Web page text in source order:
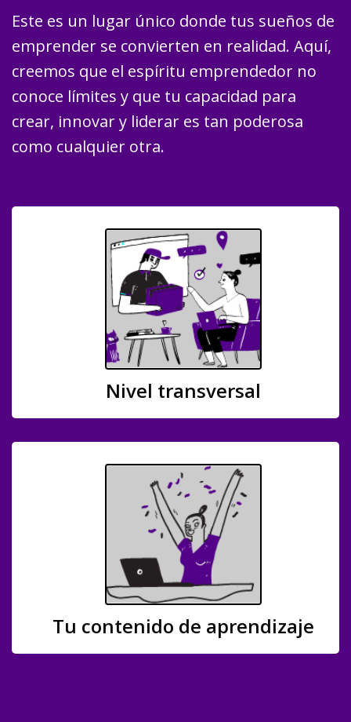
Este es un lugar único donde tus sueños de
emprender se convierten en realidad. Aquí,
creemos que el espíritu emprendedor no
conoce límites y que tu capacidad para
crear, innovar y liderar es tan poderosa
como cualquier otra.
Nivel transversal
Tu contenido de aprendizaje